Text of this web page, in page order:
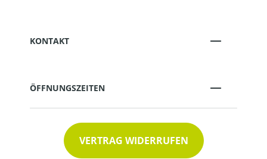
KONTAKT
ÖFFNUNGSZEITEN
VERTRAG WIDERRUFEN